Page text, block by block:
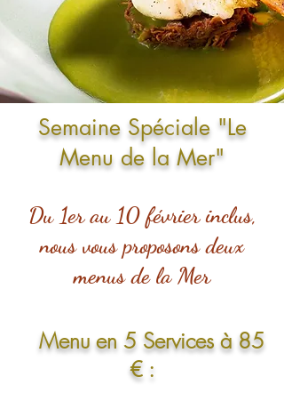
Semaine Spéciale "Le
Menu de la Mer"
Du 1er au 10 février inclus,
nous vous proposons deux
menus de la Mer
Menu en 5 Services à 85
€ :